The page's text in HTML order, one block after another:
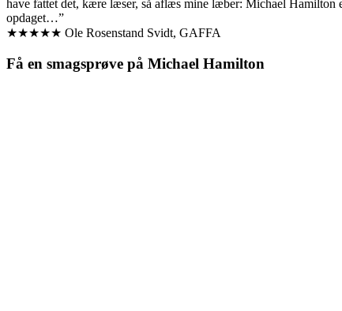
have fattet det, kære læser, så aflæs mine læber: Michael Hamilton
opdaget…”
★★★★★ Ole Rosenstand Svidt, GAFFA
Få en smagsprøve på Michael Hamilton